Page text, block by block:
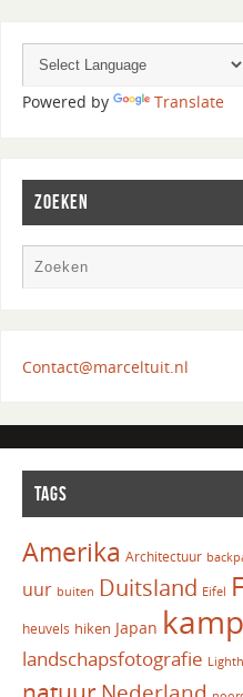
Powered by Translate
ZOEKEN
Contact@marceltuit.nl
TAGS
Amerika Architectuur
uur buiten Duitsland Eifel
heuvels hiken Japan
landschapsfotografie